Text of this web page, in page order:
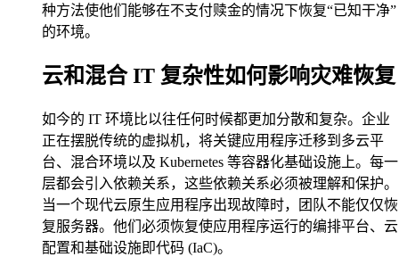
种方法使他们能够在不支付赎金的情况下恢复“已知干净”
的环境。
云和混合 IT 复杂性如何影响灾难恢复
如今的 IT 环境比以往任何时候都更加分散和复杂。企业
正在摆脱传统的虚拟机，将关键应用程序迁移到多云平
台、混合环境以及 Kubernetes 等容器化基础设施上。每一
层都会引入依赖关系，这些依赖关系必须被理解和保护。
当一个现代云原生应用程序出现故障时，团队不能仅仅恢
复服务器。他们必须恢复使应用程序运行的编排平台、云
配置和基础设施即代码 (IaC)。